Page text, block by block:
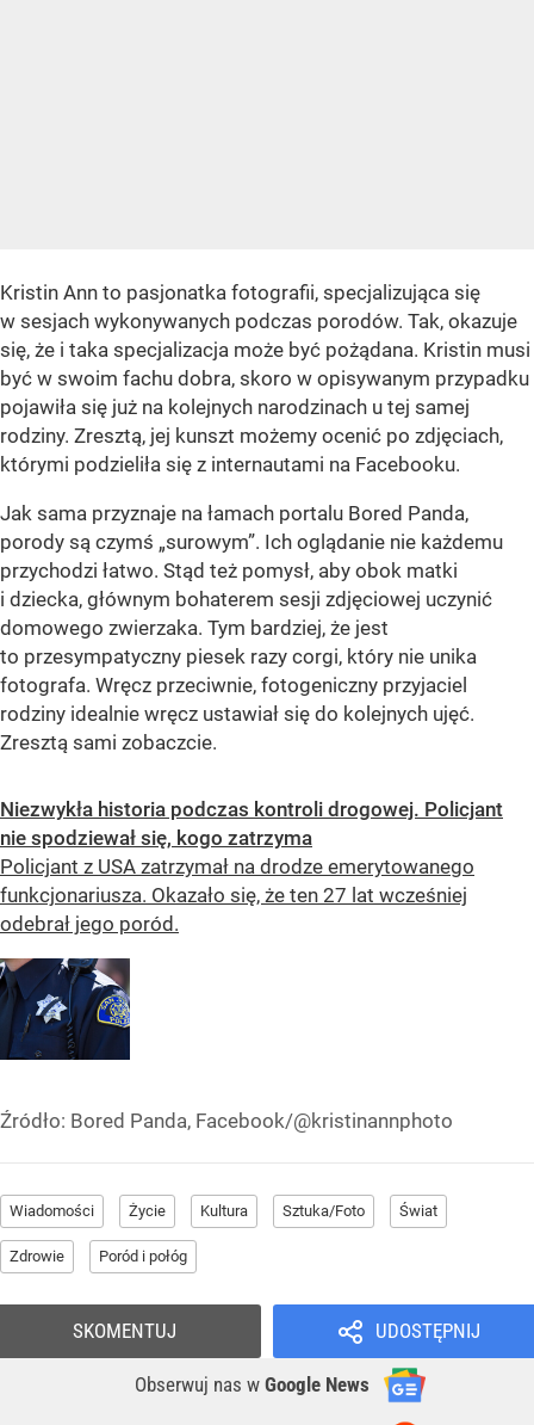
Kristin Ann to pasjonatka fotografii, specjalizująca się
w sesjach wykonywanych podczas porodów. Tak, okazuje
się, że i taka specjalizacja może być pożądana. Kristin musi
być w swoim fachu dobra, skoro w opisywanym przypadku
pojawiła się już na kolejnych narodzinach u tej samej
rodziny. Zresztą, jej kunszt możemy ocenić po zdjęciach,
którymi podzieliła się z internautami na Facebooku.
Jak sama przyznaje na łamach portalu Bored Panda,
porody są czymś „surowym”. Ich oglądanie nie każdemu
przychodzi łatwo. Stąd też pomysł, aby obok matki
i dziecka, głównym bohaterem sesji zdjęciowej uczynić
domowego zwierzaka. Tym bardziej, że jest
to przesympatyczny piesek razy corgi, który nie unika
fotografa. Wręcz przeciwnie, fotogeniczny przyjaciel
rodziny idealnie wręcz ustawiał się do kolejnych ujęć.
Zresztą sami zobaczcie.
Niezwykła historia podczas kontroli drogowej. Policjant
nie spodziewał się, kogo zatrzyma
Policjant z USA zatrzymał na drodze emerytowanego
funkcjonariusza. Okazało się, że ten 27 lat wcześniej
odebrał jego poród.
Źródło: Bored Panda, Facebook/@kristinannphoto
Wiadomości Życie Kultura Sztuka/Foto Świat
Zdrowie Poród i połóg
UDOSTĘPNIJ
Obserwuj nas w Google News
SKOMENTUJ